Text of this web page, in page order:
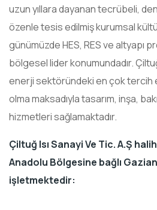
uzun yıllara dayanan tecrübeli,
özenle tesis edilmiş kurumsal
günümüzde HES, RES ve altyapı
bölgesel lider konumundadır.
enerji sektöründeki en çok tercih
olma maksadıyla tasarım, inşa,
hizmetleri sağlamaktadır.
Çiltuğ Isı Sanayi Ve Tic. A.Ş
Anadolu Bölgesine bağlı
işletmektedir: